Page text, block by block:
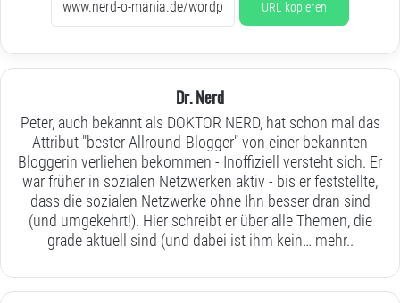
URL kopieren
Dr. Nerd
Peter, auch bekannt als DOKTOR NERD, hat schon mal das
Attribut "bester Allround-Blogger" von einer bekannten
Bloggerin verliehen bekommen - Inoffiziell versteht sich. Er
war früher in sozialen Netzwerken aktiv - bis er feststellte,
dass die sozialen Netzwerke ohne Ihn besser dran sind
(und umgekehrt!). Hier schreibt er über alle Themen, die
grade aktuell sind (und dabei ist ihm kein… mehr..